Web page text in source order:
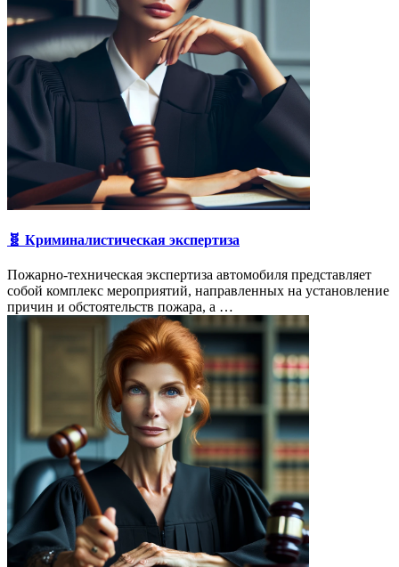
🧬 Криминалистическая экспертиза
Пожарно-техническая экспертиза автомобиля представляет
собой комплекс мероприятий, направленных на установление
причин и обстоятельств пожара, а …